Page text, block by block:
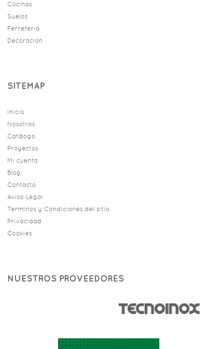
Cocinas
Suelos
Ferreteria
Decoracion
SITEMAP
Inicio
Nosotros
Catálogo
Proyectos
Mi cuenta
Blog
Contacto
Aviso Legal
Terminos y Condiciones del sitio
Privacidad
Cookies
NUESTROS PROVEEDORES